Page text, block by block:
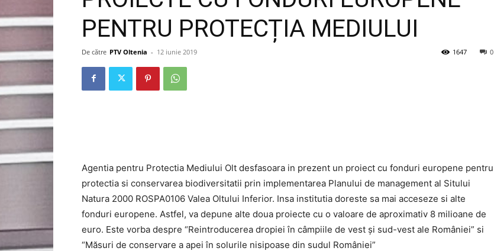
PENTRU PROTECȚIA MEDIULUI
De către PTV Oltenia - 12 iunie 2019 0
1647
Agentia pentru Protectia Mediului Olt desfasoara in prezent un proiect cu fonduri europene pentru
protectia si conservarea biodiversitatii prin implementarea Planului de management al Sitului
Natura 2000 ROSPA0106 Valea Oltului Inferior. Insa institutia doreste sa mai acceseze si alte
fonduri europene. Astfel, va depune alte doua proiecte cu o valoare de aproximativ 8 milioane de
euro. Este vorba despre “Reintroducerea dropiei în câmpiile de vest şi sud-vest ale României” si
“Măsuri de conservare a apei în solurile nisipoase din sudul României”